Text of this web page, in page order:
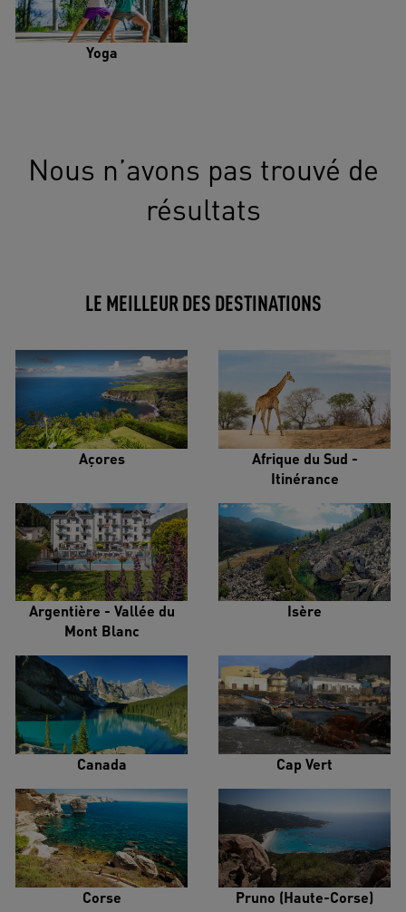
Yoga
Nous n’avons pas trouvé de
résultats
LE MEILLEUR DES DESTINATIONS
Açores
Afrique du Sud -
Itinérance
Argentière - Vallée du
Mont Blanc
Isère
Canada Cap Vert
Corse Pruno (Haute-Corse)